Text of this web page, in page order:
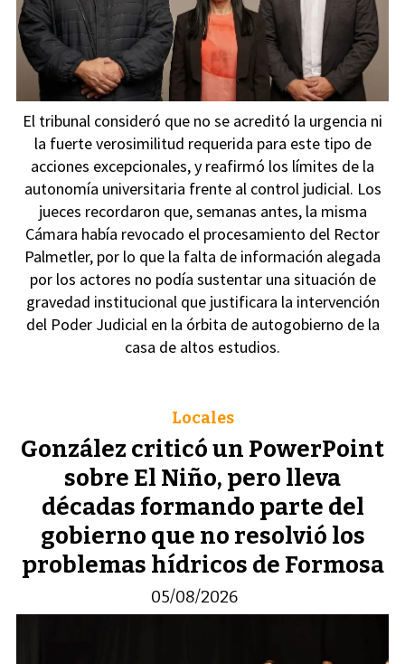
El tribunal consideró que no se acreditó la urgencia ni
la fuerte verosimilitud requerida para este tipo de
acciones excepcionales, y reafirmó los límites de la
autonomía universitaria frente al control judicial. Los
jueces recordaron que, semanas antes, la misma
Cámara había revocado el procesamiento del Rector
Palmetler, por lo que la falta de información alegada
por los actores no podía sustentar una situación de
gravedad institucional que justificara la intervención
del Poder Judicial en la órbita de autogobierno de la
casa de altos estudios.
González criticó un PowerPoint
sobre El Niño, pero lleva
décadas formando parte del
gobierno que no resolvió los
problemas hídricos de Formosa
Locales
05/08/2026